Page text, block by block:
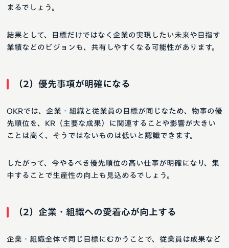
まるでしょう。
結果として、目標だけではなく企業の実現したい未来や目指す
業績などのビジョンも、共有しやすくなる可能性があります。
（2）優先事項が明確になる
OKRでは、企業・組織と従業員の目標が同じなため、物事の優
先順位を、KR（主要な成果）に関連することや影響が大きい
ことは高く、そうではないものは低いと認識できます。
したがって、今やるべき優先順位の高い仕事が明確になり、集
中することで生産性の向上も見込めるでしょう。
（2）企業・組織への愛着心が向上する
企業・組織全体で同じ目標にむかうことで、従業員は成果など